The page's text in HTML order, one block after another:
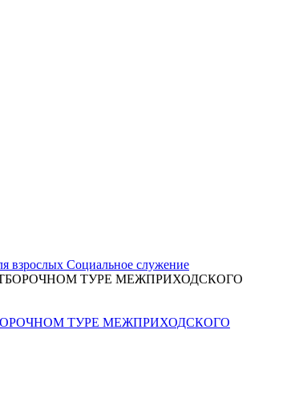
взрослых Социальное служение
ТУРЕ МЕЖПРИХОДСКОГО